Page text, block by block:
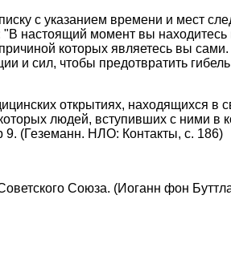
с указанием времени и мест
"В настоящий момент вы
которых являетесь вы
и сил, чтобы предотвратить гибель
открытиях, находящихся в
людей, вступивших с ними в
9. (Геземанн. НЛО: Контакты, с. 186)
Союза. (Иоганн фон